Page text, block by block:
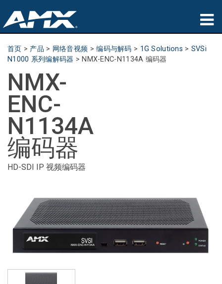
产品
Partners
哪里购买
培训
支持
语言/地区
首页 > 产品 > 网络音视频 >编码与解码 > 1G Solutions > SVSi
N1000 系列编解码器 > NMX-ENC-N1134A 编码器
NMX-
ENC-
N1134A
编码器
HD-SDI IP 视频编码器